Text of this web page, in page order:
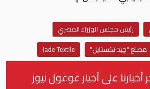
رئيس مجلس الوزراء المصري
مصنع "چيد تكستايل" Jade Textile
أخبارنا على أخبار غوغول نيوز